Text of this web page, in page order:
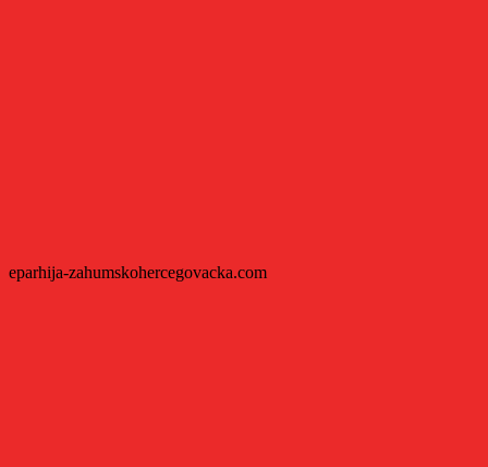
eparhija-zahumskohercegovacka.com